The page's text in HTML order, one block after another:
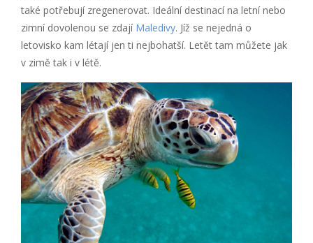
také potřebují zregenerovat. Ideální destinací na letní nebo
zimní dovolenou se zdají Maledivy. Jíž se nejedná o
letovisko kam létají jen ti nejbohatší. Letět tam můžete jak
v zimě tak i v létě.